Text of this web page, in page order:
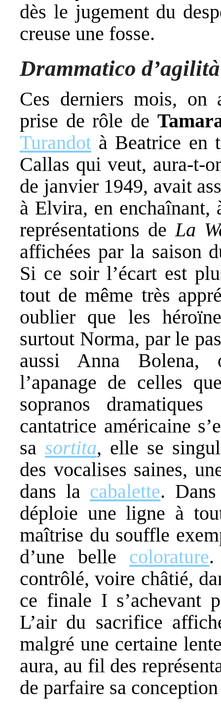
dès le jugement du
creuse une fosse.
Drammatico d’agilità
Ces derniers mois, on
prise de rôle de
Turandot à Beatrice en
Callas qui veut, aura-t-
de janvier 1949, avait
à Elvira, en enchaînant,
représentations deLa
affichées par la saison
Si ce soir l’écart est
tout de même très
oublier que les
surtout Norma, par le
aussi Anna Bolena,
l’apanage de celles
sopranos
cantatrice américaine
sa sortita, elle se
des vocalises saines,
dans la cabalette.
déploie une ligne à
maîtrise du souffle
d’une belle colorature.
contrôlé, voire châtié,
ce finale I s’achevant
L’air du sacrifice
malgré une certaine
aura, au fil des
de parfaire sa